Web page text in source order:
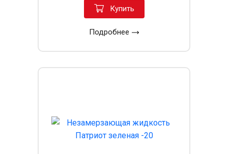
Купить
Подробнее